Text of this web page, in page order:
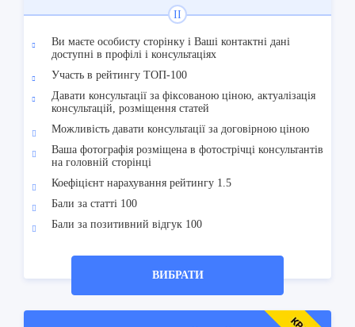
II
Ви маєте особисту сторінку і Ваші контактні дані
доступні в профілі і консультаціях
Участь в рейтингу ТОП-100
Давати консультації за фіксованою ціною, актуалізація
консультацій, розміщення статей
Можливість давати консультації за договірною ціною
Ваша фотографія розміщена в фотострічці консультантів
на головній сторінці
Коефіцієнт нарахування рейтингу 1.5
Бали за статті 100
Бали за позитивний відгук 100
ВИБРАТИ